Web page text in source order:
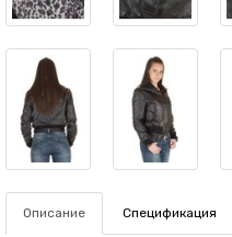
Описание Спецификация